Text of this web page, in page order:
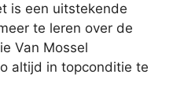
is een uitstekende
te leren over de
Van Mossel
altijd in topconditie te